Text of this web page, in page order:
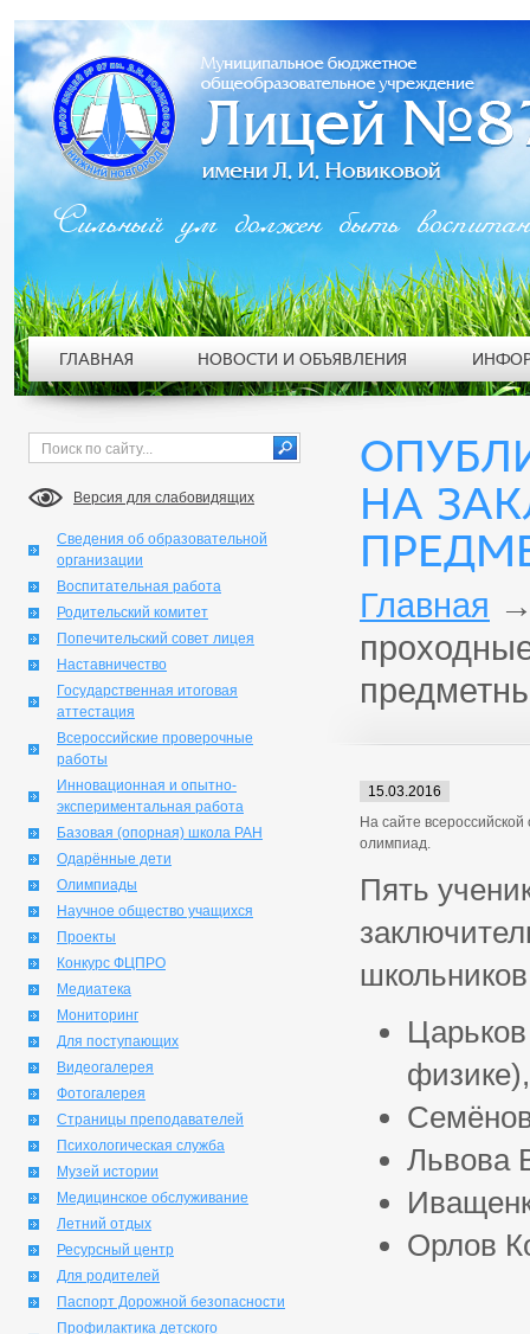
Версия для слабовидящих
Сведения об образовательной
организации
Воспитательная работа
Родительский комитет
Попечительский совет лицея
Наставничество
Государственная итоговая
аттестация
Всероссийские проверочные
работы
Инновационная и опытно-
экспериментальная работа
Базовая (опорная) школа РАН
Одарённые дети
Олимпиады
Научное общество учащихся
Проекты
Конкурс ФЦПРО
Медиатека
Мониторинг
Для поступающих
Видеогалерея
Фотогалерея
Страницы преподавателей
Психологическая служба
Музей истории
Медицинское обслуживание
Летний отдых
Ресурсный центр
Для родителей
Паспорт Дорожной безопасности
Профилактика детского
НА
Главная
15.03.2016
На сайте
олимпиад.
Пять
физике),
Львова
Орлов
Сильный ум должен быть
ГЛАВНАЯ НОВОСТИ И ОБЪЯВЛЕНИЯ